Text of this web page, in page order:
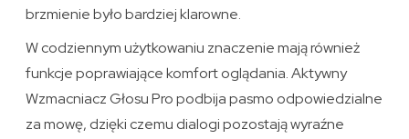
brzmienie było bardziej klarowne.
W codziennym użytkowaniu znaczenie mają również
funkcje poprawiające komfort oglądania. Aktywny
Wzmacniacz Głosu Pro podbija pasmo odpowiedzialne
za mowę, dzięki czemu dialogi pozostają wyraźne